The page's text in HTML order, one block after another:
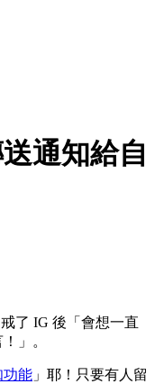
通知給自
了 IG 後「會想一直
」。
功能 」耶！只要有人留